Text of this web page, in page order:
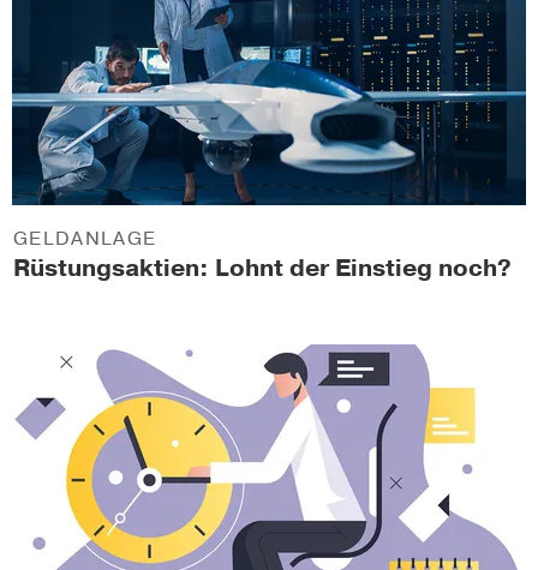
Rüstungsaktien: Lohnt der Einstieg noch?
GELDANLAGE